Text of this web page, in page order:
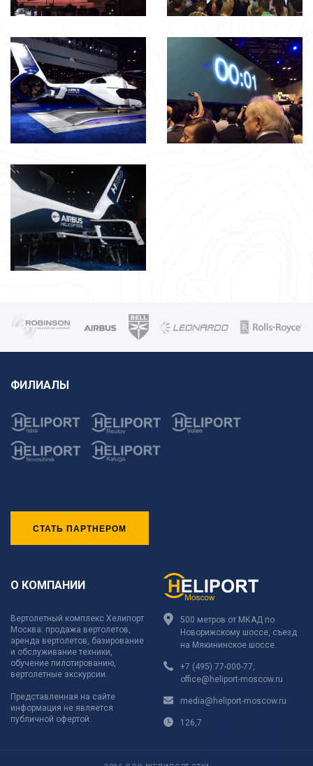
ФИЛИАЛЫ
СТАТЬ ПАРТНЕРОМ
О КОМПАНИИ
Вертолетный комплекс Хелипорт
Москва: продажа вертолетов,
аренда вертолетов, базирование
и обслуживание техники,
обучение пилотированию,
вертолетные экскурсии.
Представленная на сайте
информация не является
публичной офертой.
500 метров от МКАД по
Новорижскому шоссе, съезд
на Мякининское шоссе.
+7 (495) 77-000-77
office@heliport-moscow.ru
media@heliport-moscow.ru
126,7